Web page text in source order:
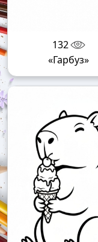
132
«Гарбуз»